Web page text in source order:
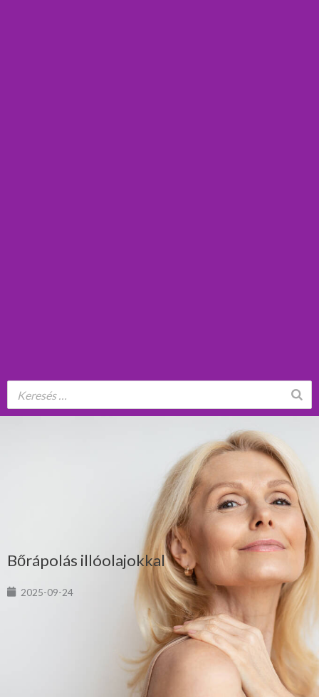
Bőrápolás illóolajokkal
2025-09-24